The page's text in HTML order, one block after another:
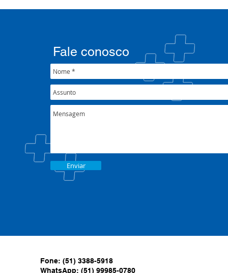
formação sobre saúde
crise climática
SETEC,
CIB/RS
Enviar
Fale conosco
Fone: (51) 3388-5918
WhatsApp: (51) 99985-0780